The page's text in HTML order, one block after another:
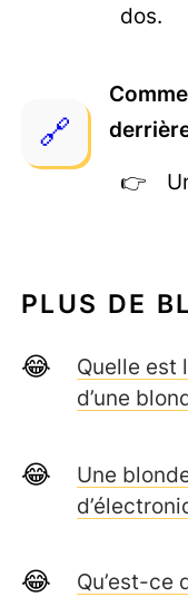
dos.
PLUS DE
Quelle est
d’une
Une
Qu’est-